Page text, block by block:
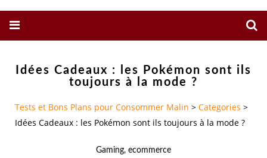
Idées Cadeaux : les Pokémon sont ils
toujours à la mode ?
Tests et Bons Plans pour Consommer Malin > Categories >
Idées Cadeaux : les Pokémon sont ils toujours à la mode ?
Gaming, ecommerce